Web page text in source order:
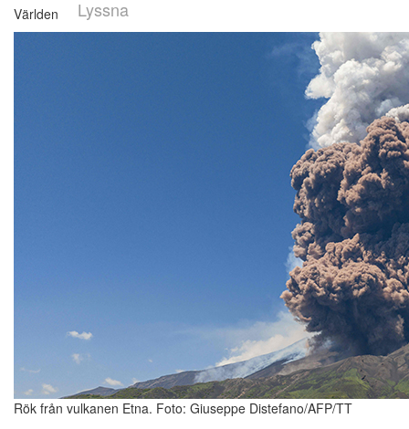
Lyssna
Världen
Rök från vulkanen Etna. Foto: Giuseppe Distefano/AFP/TT